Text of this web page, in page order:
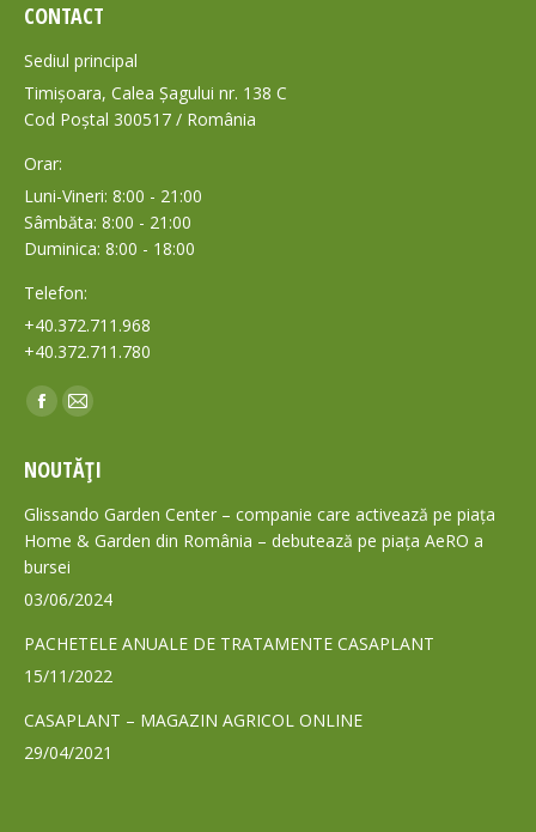
CONTACT
Sediul principal
Timișoara, Calea Șagului nr. 138 C
Cod Poștal 300517 / România
Orar:
Luni-Vineri: 8:00 - 21:00
Sâmbăta: 8:00 - 21:00
Duminica: 8:00 - 18:00
Telefon:
+40.372.711.968
+40.372.711.780
Find us on:
Facebook
opens
in
new
window
Mail
opens
in
new
NOUTĂȚI
Glissando Garden Center – companie care activează pe piața
Home & Garden din România – debutează pe piața AeRO a
bursei
03/06/2024
PACHETELE ANUALE DE TRATAMENTE CASAPLANT
15/11/2022
CASAPLANT – MAGAZIN AGRICOL ONLINE
29/04/2021